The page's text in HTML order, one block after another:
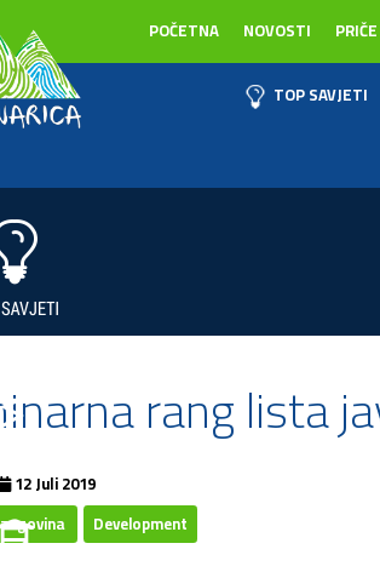
POČETNA NOVOSTI PRIČE
TOP SAVJETI
rang lista
12 Juli 2019
Development